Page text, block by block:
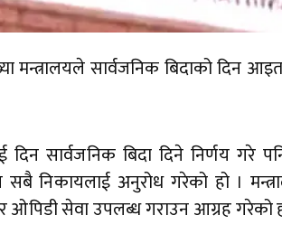
मन्त्रालयले सार्वजनिक बिदाको दिन
सार्वजनिक बिदा दिने निर्णय गरे
सबै निकायलाई अनुरोध गरेको हो ।
सेवा उपलब्ध गराउन आग्रह गरेको